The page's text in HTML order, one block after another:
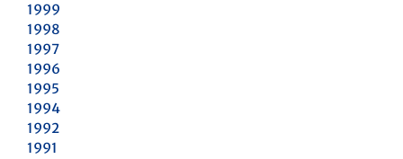
1999
1998
1997
1996
1995
1994
1992
1991